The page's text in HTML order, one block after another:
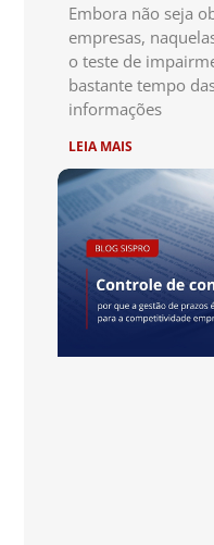
Embora não seja
empresas,
o teste de
bastante tempo
informações
LEIA MAIS